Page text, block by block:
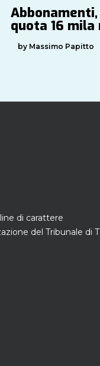
quota 16 mila
by Massimo Papitto
di carattere
del Tribunale di